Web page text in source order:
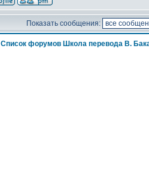
Показать сообщения:
Список форумов Школа перевода В.